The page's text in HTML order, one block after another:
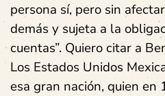
persona sí, pero sin
demás y sujeta a la
cuentas”. Quiero citar a
Los Estados Unidos
esa gran nación, quien en